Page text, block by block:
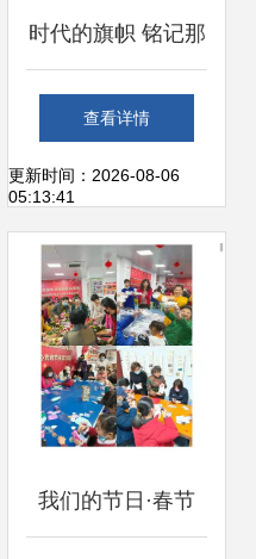
时代的旗帜 铭记那
份信仰与荣耀——
观2026年长沙市第
二届职工文艺展演
有感
查看详情
更新时间：2026-08-06
05:13:41
我们的节日·春节